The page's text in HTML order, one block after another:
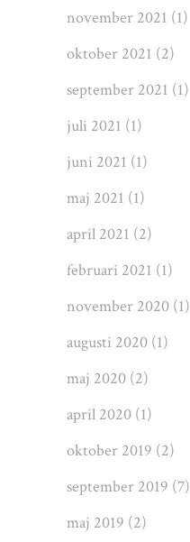
november 2021 (1)
oktober 2021 (2)
september 2021 (1)
juli 2021 (1)
juni 2021 (1)
maj 2021 (1)
april 2021 (2)
februari 2021 (1)
november 2020 (1)
augusti 2020 (1)
maj 2020 (2)
april 2020 (1)
oktober 2019 (2)
september 2019 (7)
maj 2019 (2)